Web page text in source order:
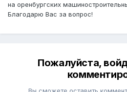
на оренбургских
Благодарю Вас за вопрос!
Пожалуйста,